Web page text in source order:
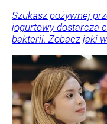
Szukasz pożywnej
jogurtowy dostarcza
bakterii. Zobacz jaki